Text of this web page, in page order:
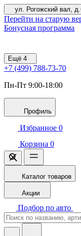
ул. Рогожский вал,
Перейти на старую
Бонусная программа
Ещё 4
+7 (499) 788-73-70
Пн-Пт 9:00-18:00
Профиль
Избранное 0
Корзина 0
Каталог товаров
Акции
Подбор по авто